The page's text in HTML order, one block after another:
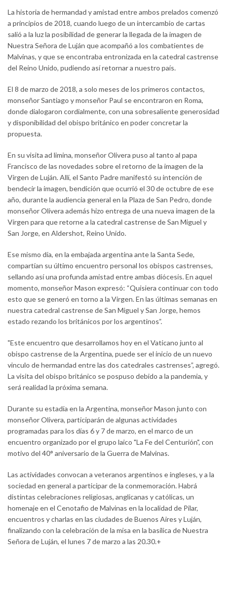
La historia de hermandad y amistad entre ambos prelados comenzó
a principios de 2018, cuando luego de un intercambio de cartas
salió a la luz la posibilidad de generar la llegada de la imagen de
Nuestra Señora de Luján que acompañó a los combatientes de
Malvinas, y que se encontraba entronizada en la catedral castrense
del Reino Unido, pudiendo así retornar a nuestro país.
El 8 de marzo de 2018, a solo meses de los primeros contactos,
monseñor Santiago y monseñor Paul se encontraron en Roma,
donde dialogaron cordialmente, con una sobresaliente generosidad
y disponibilidad del obispo británico en poder concretar la
propuesta.
En su visita ad limina, monseñor Olivera puso al tanto al papa
Francisco de las novedades sobre el retorno de la imagen de la
Virgen de Luján. Allí, el Santo Padre manifestó su intención de
bendecir la imagen, bendición que ocurrió el 30 de octubre de ese
año, durante la audiencia general en la Plaza de San Pedro, donde
monseñor Olivera además hizo entrega de una nueva imagen de la
Virgen para que retorne a la catedral castrense de San Miguel y
San Jorge, en Aldershot, Reino Unido.
Ese mismo día, en la embajada argentina ante la Santa Sede,
compartían su último encuentro personal los obispos castrenses,
sellando así una profunda amistad entre ambas diócesis. En aquel
momento, monseñor Mason expresó: “Quisiera continuar con todo
esto que se generó en torno a la Virgen. En las últimas semanas en
nuestra catedral castrense de San Miguel y San Jorge, hemos
estado rezando los británicos por los argentinos”.
"Este encuentro que desarrollamos hoy en el Vaticano junto al
obispo castrense de la Argentina, puede ser el inicio de un nuevo
vinculo de hermandad entre las dos catedrales castrenses”, agregó.
La visita del obispo británico se pospuso debido a la pandemia, y
será realidad la próxima semana.
Durante su estadía en la Argentina, monseñor Mason junto con
monseñor Olivera, participarán de algunas actividades
programadas para los días 6 y 7 de marzo, en el marco de un
encuentro organizado por el grupo laico "La Fe del Centurión", con
motivo del 40° aniversario de la Guerra de Malvinas.
Las actividades convocan a veteranos argentinos e ingleses, y a la
sociedad en general a participar de la conmemoración. Habrá
distintas celebraciones religiosas, anglicanas y católicas, un
homenaje en el Cenotafio de Malvinas en la localidad de Pilar,
encuentros y charlas en las ciudades de Buenos Aires y Luján,
finalizando con la celebración de la misa en la basílica de Nuestra
Señora de Luján, el lunes 7 de marzo a las 20.30.+